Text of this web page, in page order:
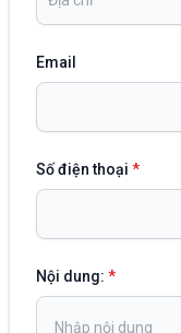
Email
Số điện thoại *
Nội dung: *